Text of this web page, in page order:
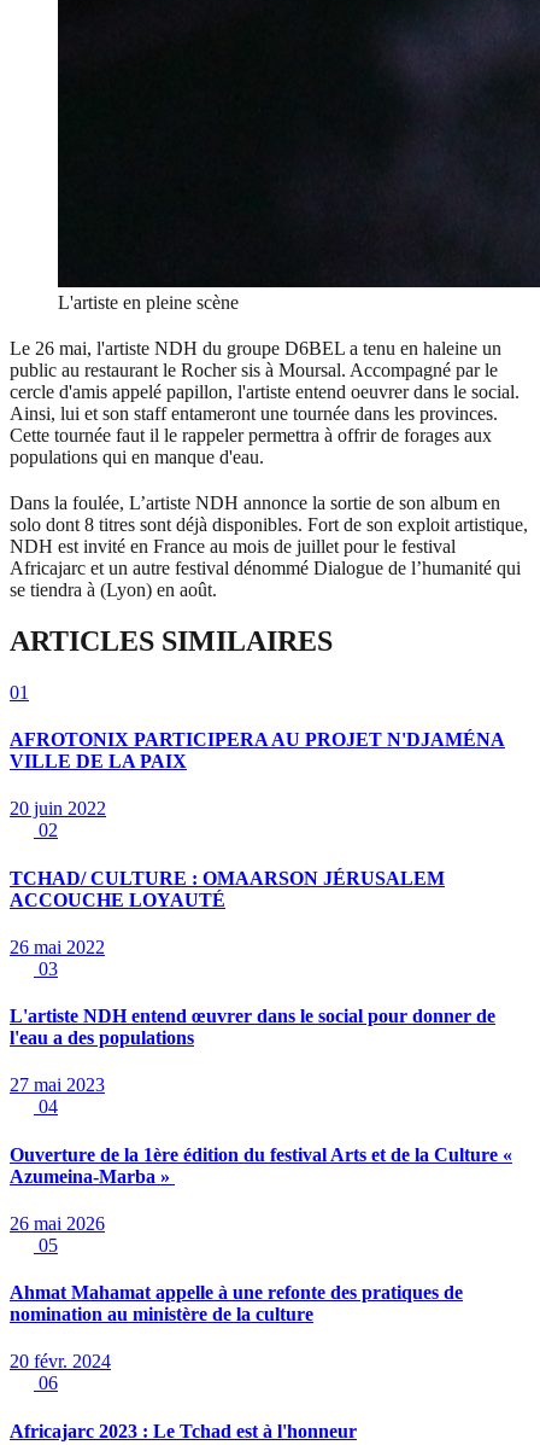
L'artiste en pleine scène
Le 26 mai, l'artiste NDH du groupe D6BEL a tenu en haleine un
public au restaurant le Rocher sis à Moursal. Accompagné par le
cercle d'amis appelé papillon, l'artiste entend oeuvrer dans le social.
Ainsi, lui et son staff entameront une tournée dans les provinces.
Cette tournée faut il le rappeler permettra à offrir de forages aux
populations qui en manque d'eau.
Dans la foulée, L’artiste NDH annonce la sortie de son album en
solo dont 8 titres sont déjà disponibles. Fort de son exploit artistique,
NDH est invité en France au mois de juillet pour le festival
Africajarc et un autre festival dénommé Dialogue de l’humanité qui
se tiendra à (Lyon) en août.
ARTICLES SIMILAIRES
01
AFROTONIX PARTICIPERA AU PROJET N'DJAMÉNA
VILLE DE LA PAIX
20 juin 2022
02
TCHAD/ CULTURE : OMAARSON JÉRUSALEM
ACCOUCHE LOYAUTÉ
26 mai 2022
03
L'artiste NDH entend œuvrer dans le social pour donner de
l'eau a des populations
27 mai 2023
04
Ouverture de la 1ère édition du festival Arts et de la Culture «
Azumeina-Marba »
26 mai 2026
05
Ahmat Mahamat appelle à une refonte des pratiques de
nomination au ministère de la culture
20 févr. 2024
06
Africajarc 2023 : Le Tchad est à l'honneur